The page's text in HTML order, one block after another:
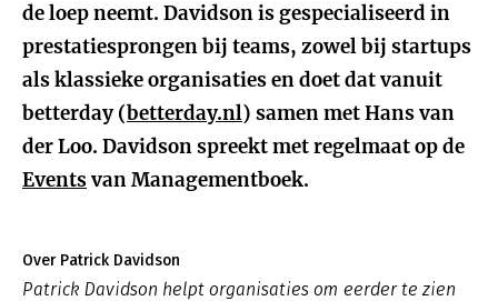
de loep neemt. Davidson is gespecialiseerd in
prestatiesprongen bij teams, zowel bij startups
als klassieke organisaties en doet dat vanuit
betterday (betterday.nl) samen met Hans van
der Loo. Davidson spreekt met regelmaat op de
Eventsvan Managementboek.
Over Patrick Davidson
Patrick Davidson helpt organisaties om eerder te zien